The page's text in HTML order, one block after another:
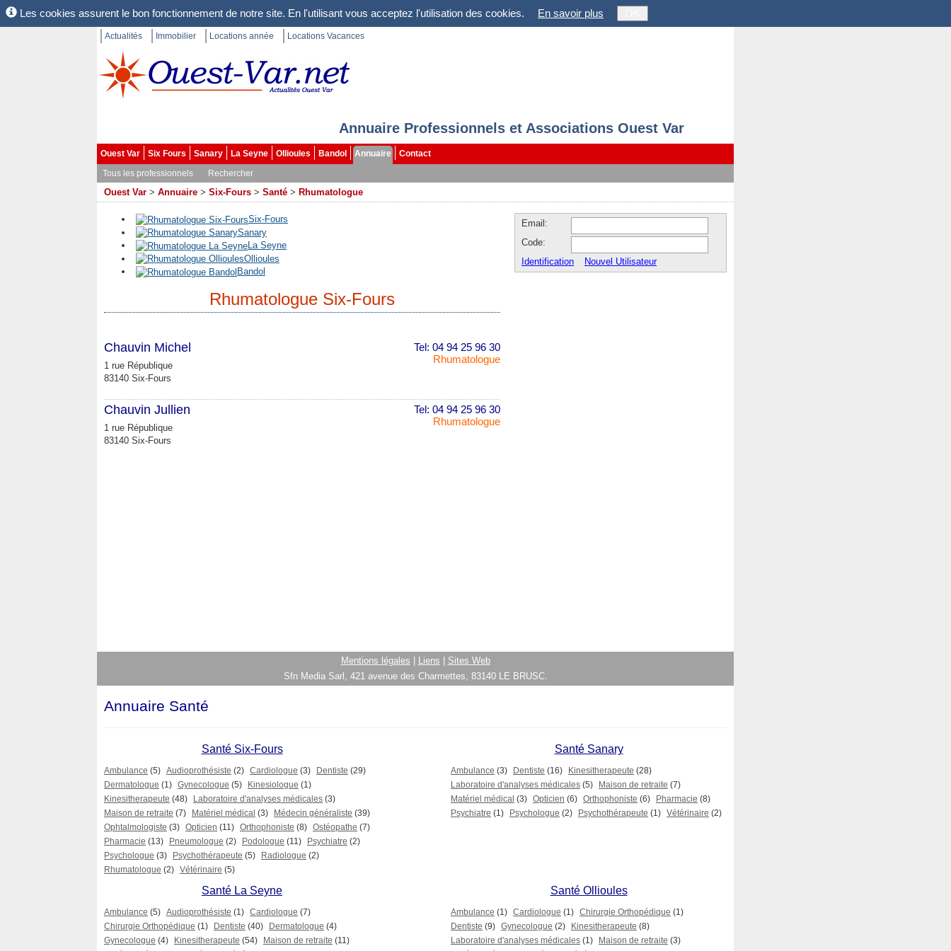
Les cookies assurent le bon fonctionnement de notre site. En l'utilisant vous acceptez l'utilisation des cookies. En savoir plus
Actualités Immobilier Locations année Locations Vacances
Annuaire Professionnels et Associations Ouest Var
Ouest Var Six Fours Sanary La Seyne Ollioules Bandol Annuaire
Contact
Tous les professionnels
Rechercher
Ouest Var > Annuaire > Six-Fours > Santé > Rhumatologue
Six-Fours
Sanary
La Seyne
Ollioules
Bandol
Rhumatologue Six-Fours
Tel: 04 94 25 96 30
Rhumatologue
Chauvin Michel
1 rue République
83140 Six-Fours
Tel: 04 94 25 96 30
Rhumatologue
Chauvin Jullien
1 rue République
83140 Six-Fours
Email:
Code:
Identification
Nouvel Utilisateur
Mentions légales Liens
Sites Web
Sfn Media Sarl, 421 avenue des Charmettes, 83140 LE BRUSC.
Annuaire Santé
Santé Six-Fours
Ambulance (5) Audioprothésiste (2) Cardiologue (3) Dentiste (29)
Dermatologue (1) Gynecologue (5) Kinesiologue (1)
Kinesitherapeute (48) Laboratoire d'analyses médicales (3)
Maison de retraite (7) Matériel médical (3) Médecin généraliste (39)
Ophtalmologiste (3) Opticien (11) Orthophoniste (8) Ostéopathe (7)
Pharmacie (13) Pneumologue (2) Podologue (11) Psychiatre (2)
Psychologue (3) Psychothérapeute (5) Radiologue (2)
Rhumatologue (2) Vétérinaire (5)
Santé Sanary
Ambulance (3) Dentiste (16) Kinesitherapeute (28)
Laboratoire d'analyses médicales (5) Maison de retraite (7)
Matériel médical (3) Opticien (6) Orthophoniste (6) Pharmacie (8)
Psychiatre (1) Psychologue (2) Psychothérapeute (1) Vétérinaire (2)
Santé La Seyne
Ambulance (5) Audioprothésiste (1) Cardiologue (7)
Chirurgie Orthopédique (1) Dentiste (40) Dermatologue (4)
Gynecologue (4) Kinesitherapeute (54) Maison de retraite (11)
Santé Ollioules
Ambulance (1) Cardiologue (1) Chirurgie Orthopédique (1)
Dentiste (9) Gynecologue (2) Kinesitherapeute (8)
Laboratoire d'analyses médicales (1) Maison de retraite (3)